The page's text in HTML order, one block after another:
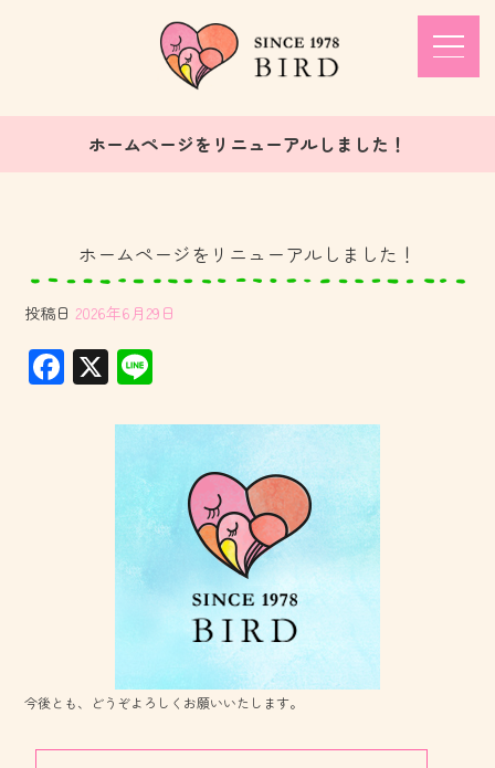
ホームページをリニューアルしました！
ホームページをリニューアルしました！
投稿日 2026年6月29日
F
ac
X
今後とも、どうぞよろしくお願いいたします。